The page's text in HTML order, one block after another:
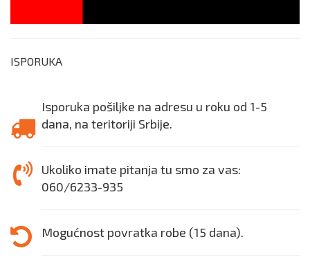
ISPORUKA
Isporuka pošiljke na adresu u roku od 1-5
dana, na teritoriji Srbije.
Ukoliko imate pitanja tu smo za vas:
060/6233-935
Mogućnost povratka robe (15 dana).